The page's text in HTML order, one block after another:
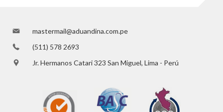
mastermail@aduandina.com.pe
(511) 578 2693
Jr. Hermanos Catari 323 San Miguel, Lima - Perú